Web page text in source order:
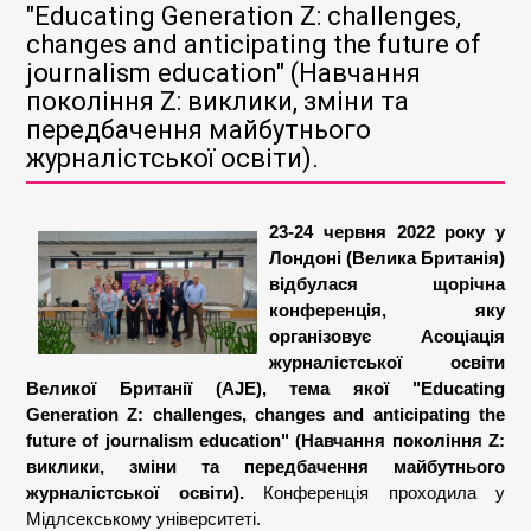
"Educating Generation Z: challenges,
changes and anticipating the future of
journalism education" (Навчання
покоління Z: виклики, зміни та
передбачення майбутнього
журналістської освіти).
23-24 червня 2022 року у
Лондоні (Велика Британія)
відбулася щорічна
конференція, яку
організовує Асоціація
журналістської освіти
Великої Британії (AJE), тема якої "Educating
Generation Z: challenges, changes and anticipating the
future of journalism education" (Навчання покоління Z:
виклики, зміни та передбачення майбутнього
журналістської освіти).Конференція проходила у
Мідлсекському університеті.